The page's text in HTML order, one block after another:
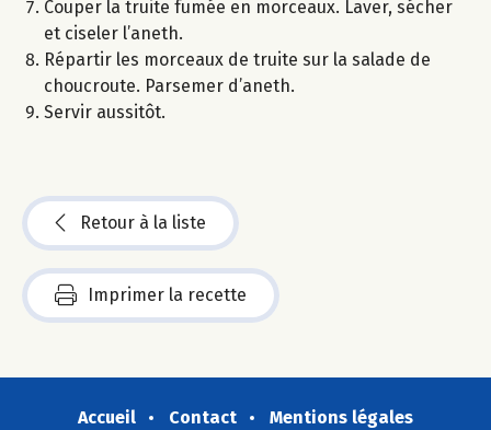
Couper la truite fumée en morceaux. Laver, sécher
et ciseler l’aneth.
Répartir les morceaux de truite sur la salade de
choucroute. Parsemer d’aneth.
Servir aussitôt.
Retour à la liste
Imprimer la recette
Accueil Contact
Mentions légales